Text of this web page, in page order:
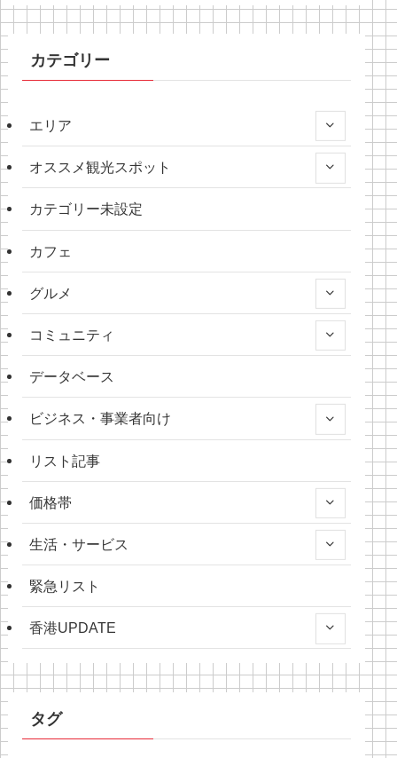
カテゴリー
エリア
オススメ観光スポット
カテゴリー未設定
カフェ
グルメ
コミュニティ
データベース
ビジネス・事業者向け
リスト記事
価格帯
生活・サービス
緊急リスト
香港UPDATE
タグ